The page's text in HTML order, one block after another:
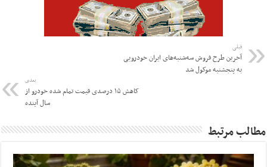
قبلی
آخرین طرح فروش سه‌شنبه‌های ایران خودرویی
به پنجشنبه موکول شد
بعدی
کاهش ۱۵ درصدی قیمت تمام شده خودرو از
سال آینده
مطالب مرتبط